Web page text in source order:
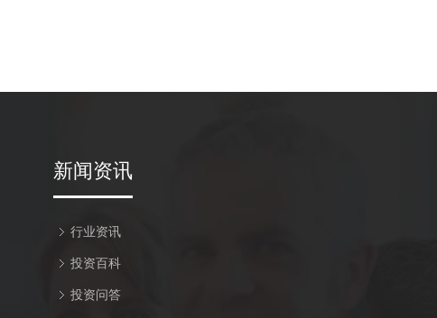
新闻资讯
行业资讯
投资百科
投资问答